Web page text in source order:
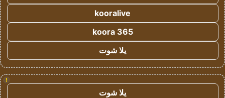
kooralive
koora 365
يلا شوت
!
يلا شوت